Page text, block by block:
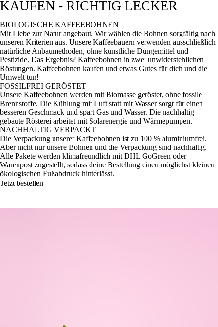
KAUFEN - RICHTIG LECKER
BIOLOGISCHE KAFFEEBOHNEN
Mit Liebe zur Natur angebaut. Wir wählen die Bohnen sorgfältig nach
unseren Kriterien aus. Unsere Kaffeebauern verwenden ausschließlich
natürliche Anbaumethoden, ohne künstliche Düngemittel und
Pestizide. Das Ergebnis? Kaffeebohnen in zwei unwiderstehlichen
Röstungen. Kaffeebohnen kaufen und etwas Gutes für dich und die
Umwelt tun!
FOSSILFREI GERÖSTET
Unsere Kaffeebohnen werden mit Biomasse geröstet, ohne fossile
Brennstoffe. Die Kühlung mit Luft statt mit Wasser sorgt für einen
besseren Geschmack und spart Gas und Wasser. Die nachhaltig
gebaute Rösterei arbeitet mit Solarenergie und Wärmepumpen.
NACHHALTIG VERPACKT
Die Verpackung unserer Kaffeebohnen ist zu 100 % aluminiumfrei.
Aber nicht nur unsere Bohnen und die Verpackung sind nachhaltig.
Alle Pakete werden klimafreundlich mit DHL GoGreen oder
Warenpost zugestellt, sodass deine Bestellung einen möglichst kleinen
ökologischen Fußabdruck hinterlässt.
Jetzt bestellen